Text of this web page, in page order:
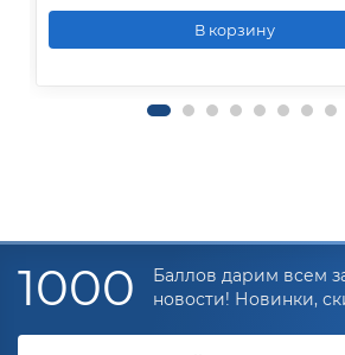
В корзину
1000
Баллов дарим всем
новости! Новинки,